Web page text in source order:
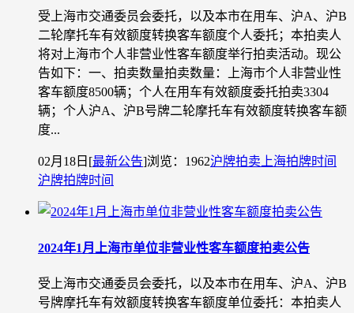
受上海市交通委员会委托，以及本市在用车、沪A、沪B
二轮摩托车有效额度转换客车额度个人委托；本拍卖人
将对上海市个人非营业性客车额度举行拍卖活动。现公
告如下：一、拍卖数量拍卖数量：上海市个人非营业性
客车额度8500辆；个人在用车有效额度委托拍卖3304
辆；个人沪A、沪B号牌二轮摩托车有效额度转换客车额
度...
02月18日 [最新公告]浏览：1962沪牌拍卖上海拍牌时间
沪牌拍牌时间
2024年1月上海市单位非营业性客车额度拍卖公告
受上海市交通委员会委托，以及本市在用车、沪A、沪B
号牌摩托车有效额度转换客车额度单位委托：本拍卖人